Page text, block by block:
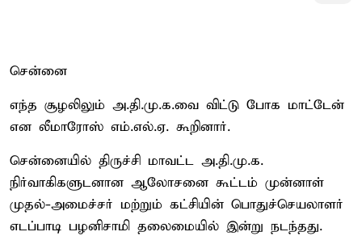
சென்னை
எந்த சூழலிலும் அ.தி.மு.க.வை விட்டு போக மாட்டேன்
என லீமாரோஸ் எம்.எல்.ஏ. கூறினார்.
சென்னையில் திருச்சி மாவட்ட அ.தி.மு.க.
நிர்வாகிகளுடனான ஆலோசனை கூட்டம் முன்னாள்
முதல்-அமைச்சர் மற்றும் கட்சியின் பொதுச்செயலாளர்
எடப்பாடி பழனிசாமி தலைமையில் இன்று நடந்தது.